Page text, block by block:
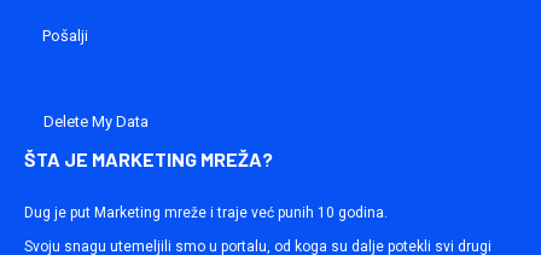
Delete My Data
ŠTA JE MARKETING MREŽA?
Dug je put Marketing mreže i traje već punih 10 godina.
Svoju snagu utemeljili smo u portalu, od koga su dalje potekli svi drugi